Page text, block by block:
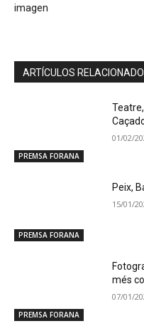
imagen
ARTÍCULOS
PREMSA FORANA
01/02/
PREMSA FORANA
Peix,
15/01/
PREMSA FORANA
més
07/01/